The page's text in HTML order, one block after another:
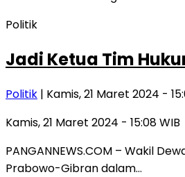
Politik
Jadi Ketua Tim
Politik | Kamis, 21 Maret 2024 -
Kamis, 21 Maret 2024 - 15:08 WIB
PANGANNEWS.COM – Wakil
Prabowo-Gibran dalam…